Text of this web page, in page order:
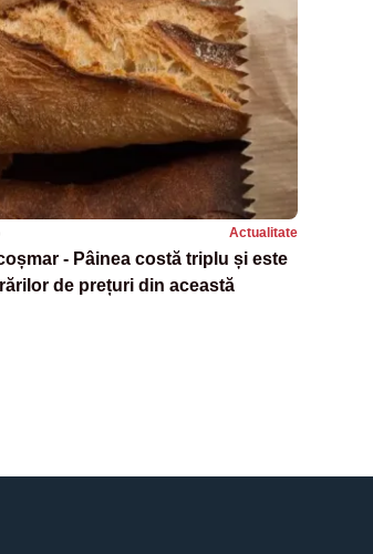
Actualitate
- Pâinea costă triplu și este
de prețuri din această